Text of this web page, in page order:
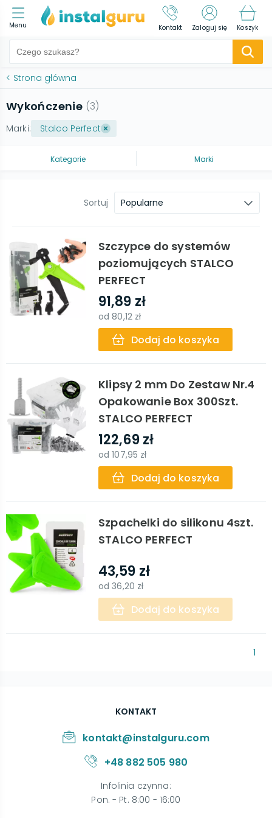
Menu Kontakt Zaloguj się Koszyk
< Strona główna
Wykończenie (3)
Marki: Stalco Perfect
Kategorie Marki
Sortuj Popularne
Szczypce do systemów
poziomujących STALCO
PERFECT
91,89 zł
od80,12 zł
Dodaj do koszyka
Klipsy 2 mm Do Zestaw Nr.4
Opakowanie Box 300Szt.
STALCO PERFECT
122,69 zł
od107,95 zł
Dodaj do koszyka
Szpachelki do silikonu 4szt.
STALCO PERFECT
43,59 zł
od36,20 zł
Dodaj do koszyka
1
KONTAKT
kontakt@instalguru.com
+48 882 505 980
Infolinia czynna:
Pon. - Pt. 8:00 - 16:00